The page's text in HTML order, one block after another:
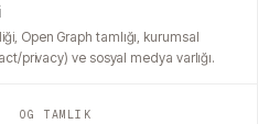
Open Graph tamlığı, kurumsal
privacy) ve sosyal medya varlığı.
OG TAMLIK